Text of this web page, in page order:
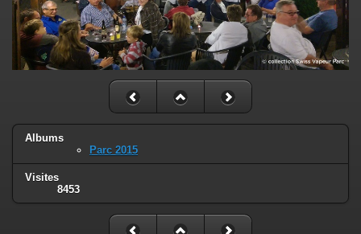
Albums
Parc 2015
Visites
8453